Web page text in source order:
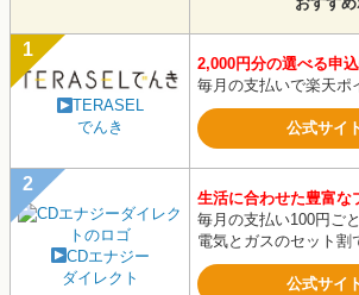
TERASEL
でんき
2,000円分の選べる申込
毎月の支払いで楽天ポ
公式サイ
CDエナジー
ダイレクト
生活に合わせた豊富な
毎月の支払い100円ご
電気とガスのセット割
公式サイ